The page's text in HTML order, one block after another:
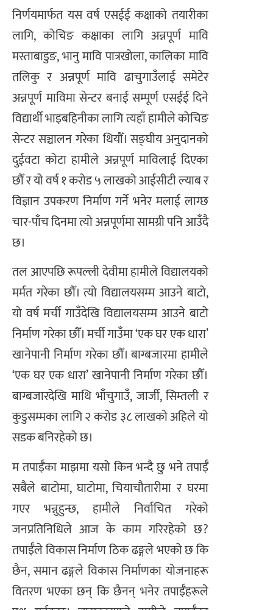
निर्णयमार्फत यस वर्ष एसईई कक्षाको तयारीका
लागि, कोचिङ कक्षाका लागि अन्नपूर्ण मावि
मस्ताबाडुङ, भानु मावि पात्रखोला, कालिका मावि
तलिकु र अन्नपूर्ण मावि ढाचुगाउँलाई समेटेर
अन्नपूर्ण माविमा सेन्टर बनाई सम्पूर्ण एसईई दिने
विद्यार्थी भाइबहिनीका लागि त्यहाँ हामीले कोचिङ
सेन्टर सञ्चालन गरेका थियौँ। सङ्घीय अनुदानको
दुईवटा कोटा हामीले अन्नपूर्ण माविलाई दिएका
छौँ र यो वर्ष १ करोड ५ लाखको आईसीटी ल्याब र
विज्ञान उपकरण निर्माण गर्ने भनेर मलाई लाग्छ
चार-पाँच दिनमा त्यो अन्नपूर्णमा सामग्री पनि आउँदै
छ।
​तल आएपछि रूपल्ली देवीमा हामीले विद्यालयको
मर्मत गरेका छौँ। त्यो विद्यालयसम्म आउने बाटो,
यो वर्ष मर्ची गाउँदेखि विद्यालयसम्म आउने बाटो
निर्माण गरेका छौँ। मर्ची गाउँमा ‘एक घर एक धारा’
खानेपानी निर्माण गरेका छौँ। बाग्बजारमा हामीले
‘एक घर एक धारा’ खानेपानी निर्माण गरेका छौँ।
बाग्बजारदेखि माथि भाँचुगाउँ, जार्जी, सिम्तली र
कुडुसम्मका लागि २ करोड ३८ लाखको अहिले यो
सडक बनिरहेको छ।
म तपाईँका माझमा यसो किन भन्दै छु भने तपाईँ
सबैले बाटोमा, घाटोमा, चियाचौतारीमा र घरमा
गएर भन्नुहुन्छ, हामीले निर्वाचित गरेको
जनप्रतिनिधिले आज के काम गरिरहेको छ?
तपाईँले विकास निर्माण ठिक ढङ्गले भएको छ कि
छैन, समान ढङ्गले विकास निर्माणका योजनाहरू
वितरण भएका छन् कि छैनन् भनेर तपाईँहरूले